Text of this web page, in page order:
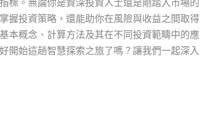
標。無論你是資深投資人士還是剛踏入市場的
握投資策略，還能助你在風險與收益之間取得
本概念、計算方法及其在不同投資範疇中的應
開始這趟智慧探索之旅了嗎？讓我們一起深入